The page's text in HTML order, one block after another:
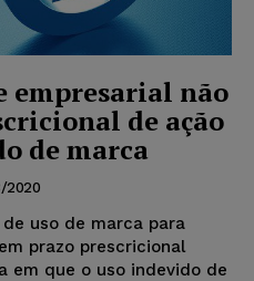
empresarial não
de ação
de marca
2020
uso de marca para
prazo prescricional
em que o uso indevido de